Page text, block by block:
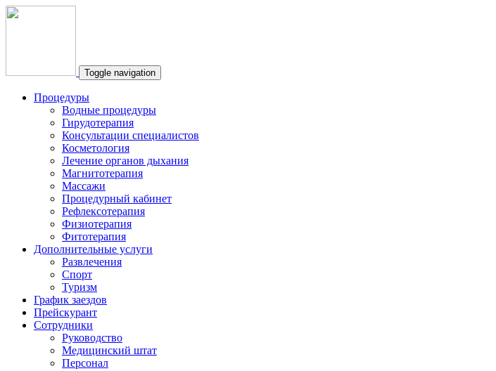
Toggle navigation
Процедуры
Водные процедуры
Гирудотерапия
Консультации специалистов
Косметология
Лечение органов дыхания
Магнитотерапия
Массажи
Процедурный кабинет
Рефлексотерапия
Физиотерапия
Фитотерапия
Дополнительные услуги
Развлечения
Спорт
Туризм
График заездов
Прейскурант
Сотрудники
Руководство
Медицинский штат
Персонал